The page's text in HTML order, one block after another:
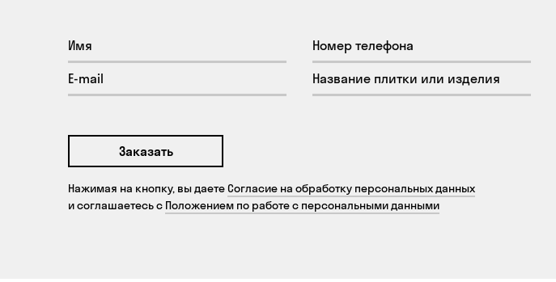
Заказать
Нажимая на кнопку, вы даетеСогласие на обработку персональных данных
и соглашаетесь с Положением по работе с персональными данными